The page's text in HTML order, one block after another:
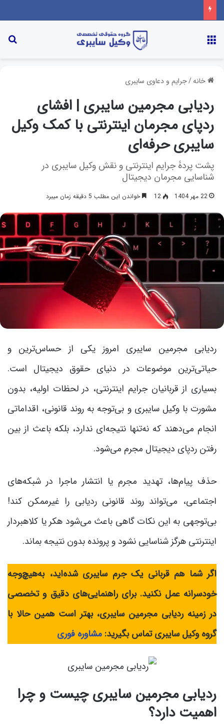
خانه/جرایم و دعاوی سایبری
ردیابی مجرمین سایبری | افشای
ردپای مجرمان اینترنتی با کمک وکیل
سایبری حرفه‌ای
پشت پردۀ جرایم اینترنتی و نقش وکیل سایبری در
شناسایی مجرمان دیجیتال
22 مهر 1404 12 خواندن این مطلب 5 دقیقه زمان میبرد
ردیابی مجرمین سایبری امروز یکی از حساس‌ترین و
حیاتی‌ترین موضوعات در دنیای حقوق دیجیتال است.
بسیاری از قربانیان جرایم اینترنتی، در لحظات اولیه، بدون
مشورت با وکیل سایبری و بی‌توجه به روند قانونی، اقداماتی
انجام می‌دهند که نه‌تنها نتیجه‌ای ندارد، بلکه باعث از بین
رفتن ردپای دیجیتال مجرم می‌شود.
حذف پیام‌ها، تهدید مجرم یا انتشار ماجرا در شبکه‌های
اجتماعی، می‌تواند روند قانونی ردیابی را غیرممکن کند!
بی‌توجهی به این نکات گاهی باعث می‌شود هکر یا کلاهبردار
اینترنتی هرگز شناسایی نشود و پرونده بدون نتیجه بماند.
اگر شما هم قربانی یک جرم سایبری شده‌اید، به‌هیچ‌وجه
خودسرانه عمل نکنید. برای راهنمایی‌های دقیق و تخصصی
در زمینه ردیابی مجرمین سایبری، بهتر است همین حالا با
گروه وکیل سایبری تماس بگیرید: مشاوره فوری
ردیابی مجرمین سایبری چیست و چرا
اهمیت دارد؟